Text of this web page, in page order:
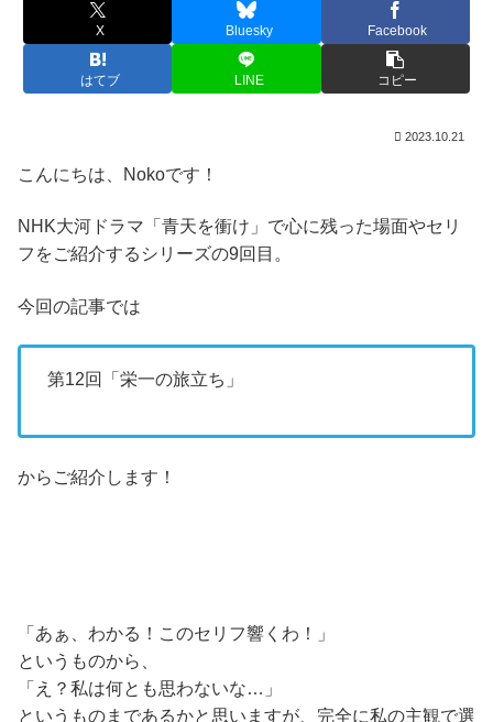
X Bluesky Facebook
はてブ LINE コピー
2023.10.21
こんにちは、Nokoです！
NHK大河ドラマ「青天を衝け」で心に残った場面やセリ
フをご紹介するシリーズの9回目。
今回の記事では
第12回「栄一の旅立ち」
からご紹介します！
「あぁ、わかる！このセリフ響くわ！」
というものから、
「え？私は何とも思わないな…」
というものまであるかと思いますが、完全に私の主観で選